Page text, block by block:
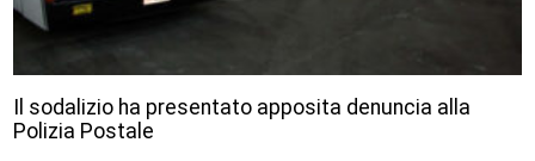
Il sodalizio ha presentato apposita denuncia alla
Polizia Postale